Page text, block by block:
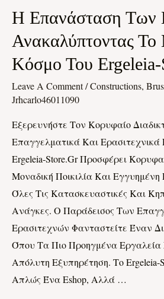
Η Επανάσταση Των
Ανακαλύπτοντας Το
Κόσμο Του
Leave A Comment/Constructions,
Jrhcarlo46011090
Εξερευνήστε Τον Κορυφαίο
Επαγγελματικά Και Ερασιτεχνικά
Ergeleia-Store.gr Προσφέρει
Μοναδική Ποικιλία Και Εγγυημένη
Όλες Τις Κατασκευαστικές Και
Ανάγκες. Ο Παράδεισος Των
Ερασιτεχνών Φανταστείτε Έναν
Όπου Τα Πιο Προηγμένα Εργαλεία
Απόλυτη Εξυπηρέτηση. Το Ergeleia-
Απλώς Ένα Eshop, Αλλά …
Η
Των
Εργαλείων:
Ανακαλύπτοντας
Το
Κόσμο
Ergeleia-